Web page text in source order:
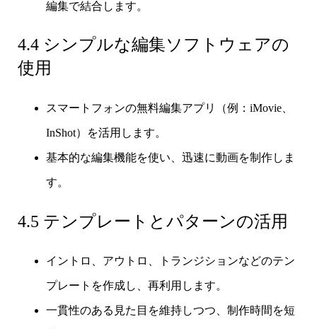
編集で結合します。
4.4 シンプルな編集ソフトウェアの
使用
スマートフォンの無料編集アプリ（例：iMovie、
InShot）を活用します。
基本的な編集機能を使い、迅速に動画を制作しま
す。
4.5 テンプレートとパターンの活用
イントロ、アウトロ、トランジションなどのテン
プレートを作成し、再利用します。
一貫性のある見た目を維持しつつ、制作時間を短